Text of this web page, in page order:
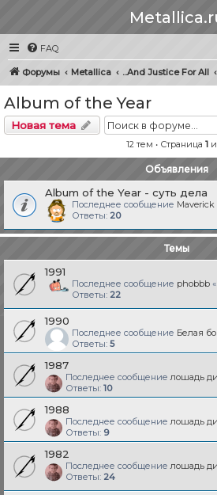
FAQ
Форумы Metallica ...And Justice For All
Album of the Year
Новая тема
12 тем • Страница 1
Объявления
Album of the Year - суть дела
Последнее сообщение Maverick
Ответы: 20
Темы
1991
Последнее сообщение phobbb «
Ответы: 22
1990
Последнее сообщение Белая
Ответы: 5
1987
Последнее сообщениелошадь
Ответы: 10
1988
Последнее сообщениелошадь
Ответы: 9
1982
Последнее сообщениелошадь
Ответы: 24